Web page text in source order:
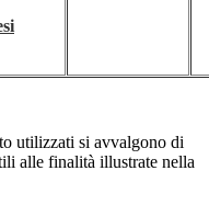
utilizzati si avvalgono di
alle finalità illustrate nella